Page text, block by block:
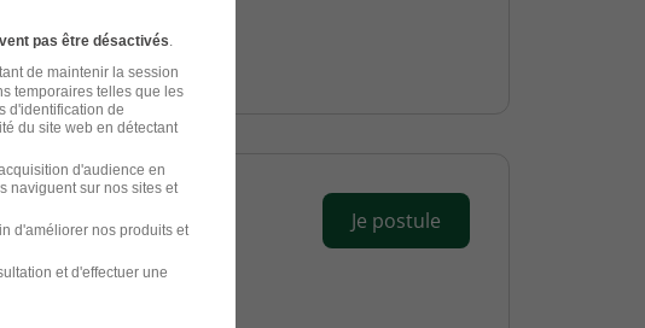
Je postule
pas être désactivés
de maintenir la session
temporaires telles que les
d'identification de
du site web en détectant
d'audience en
naviguent sur nos sites et
d'améliorer nos produits et
et d'effectuer une